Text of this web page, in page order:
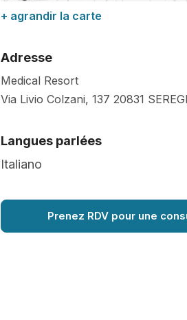
+ agrandir la carte
Adresse
Medical Resort
Via Livio Colzani, 137 20831
Langues parlées
Italiano
Prenez RDV pour une